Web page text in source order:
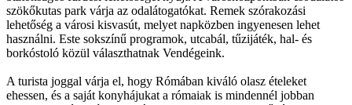
szökőkutas park várja az odalátogatókat. Remek szórakozási
lehetőség a városi kisvasút, melyet napközben ingyenesen lehet
használni. Este sokszínű programok, utcabál, tűzijáték, hal- és
borkóstoló közül választhatnak Vendégeink.
A turista joggal várja el, hogy Rómában kiváló olasz ételeket
ehessen, és a saját konyhájukat a rómaiak is mindennél jobban